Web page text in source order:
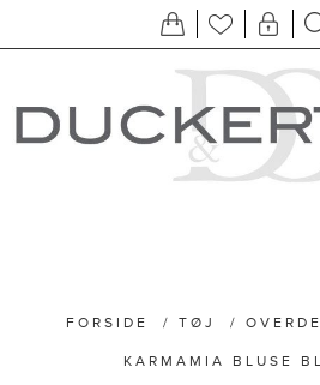
FORSIDE / TØJ /
KARMAMIA BLUSE